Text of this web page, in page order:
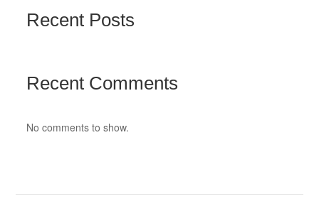
Recent Posts
Recent Comments
No comments to show.